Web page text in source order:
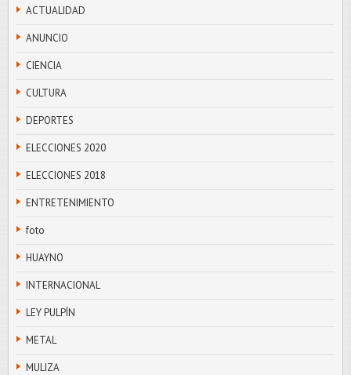
ACTUALIDAD
ANUNCIO
CIENCIA
CULTURA
DEPORTES
ELECCIONES 2020
ELECCIONES 2018
ENTRETENIMIENTO
foto
HUAYNO
INTERNACIONAL
LEY PULPÍN
METAL
MULIZA